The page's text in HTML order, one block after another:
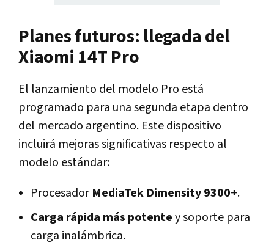
Planes futuros: llegada del
Xiaomi 14T Pro
El lanzamiento del modelo Pro está
programado para una segunda etapa dentro
del mercado argentino. Este dispositivo
incluirá mejoras significativas respecto al
modelo estándar:
ProcesadorMediaTek Dimensity 9300+.
Carga rápida más potentey soporte para
carga inalámbrica.